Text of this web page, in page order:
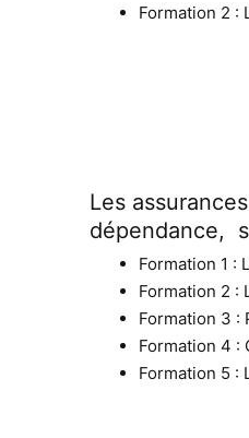
Formation 2 :
Les
dépendance,
Formation 1 :
Formation 2 :
Formation 3 :
Formation 4 :
Formation 5 :